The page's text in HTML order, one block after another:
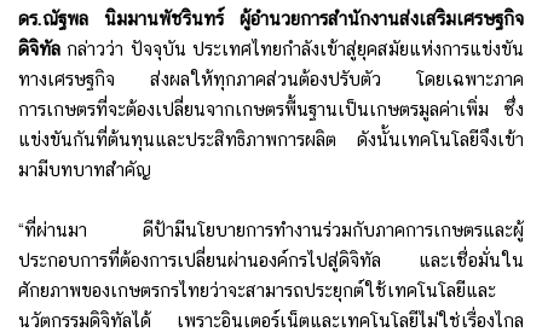
ดร.ณัฐพล นิมมานพัชรินทร์ ผู้อำนวยการสำนักงานส่งเสริมเศรษฐกิจ
ดิจิทัลกล่าวว่า ปัจจุบัน ประเทศไทยกำลังเข้าสู่ยุคสมัยแห่งการแข่งขัน
ทางเศรษฐกิจ ส่งผลให้ทุกภาคส่วนต้องปรับตัว โดยเฉพาะภาค
การเกษตรที่จะต้องเปลี่ยนจากเกษตรพื้นฐานเป็นเกษตรมูลค่าเพิ่ม ซึ่ง
แข่งขันกันที่ต้นทุนและประสิทธิภาพการผลิต ดังนั้นเทคโนโลยีจึงเข้า
มามีบทบาทสำคัญ
“ที่ผ่านมา ดีป้ามีนโยบายการทำงานร่วมกับภาคการเกษตรและผู้
ประกอบการที่ต้องการเปลี่ยนผ่านองค์กรไปสู่ดิจิทัล และเชื่อมั่นใน
ศักยภาพของเกษตรกรไทยว่าจะสามารถประยุกต์ใช้เทคโนโลยีและ
นวัตกรรมดิจิทัลได้ เพราะอินเตอร์เน็ตและเทคโนโลยีไม่ใช่เรื่องไกล